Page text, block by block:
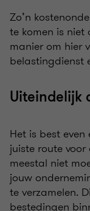
Zo’n
te komen is niet
manier om hier
belastingdienst
Uiteindelijk
Het is best
juiste route
meestal niet
jouw
te verzamelen.
bestedingen